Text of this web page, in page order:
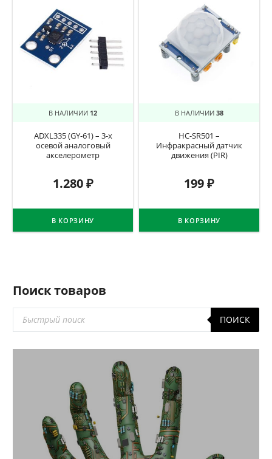
В НАЛИЧИИ 12
ADXL335 (GY-61) – 3-х
осевой аналоговый
акселерометр
1.280₽
В КОРЗИНУ
В НАЛИЧИИ 38
HC-SR501 –
Инфракрасный датчик
движения (PIR)
199₽
В КОРЗИНУ
Поиск товаров
товаров
ПОИСК